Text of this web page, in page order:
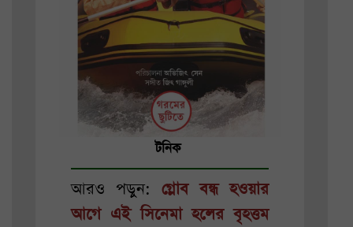
টনিক
আরও পড়ুন: গ্লোব বন্ধ হওয়ার
আগে এই সিনেমা হলের বৃহত্তম